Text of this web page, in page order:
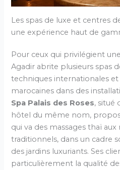
Les spas de luxe et centres
une expérience haut de
Pour ceux qui privilégient
Agadir abrite plusieurs spas
techniques internationales et
marocaines dans des
Spa Palais des Roses, situé
hôtel du même nom,
qui va des massages thaï aux
traditionnels, dans un cadre
des jardins luxuriants. Ses
particulièrement la qualité